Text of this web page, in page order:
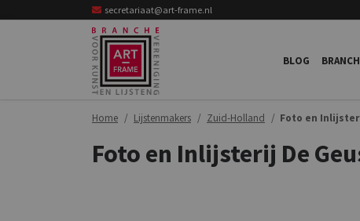
secretariaat@art-frame.nl
BLOG
Home Lijstenmakers Zuid-Holland Foto en
Foto en Inlijsterij De